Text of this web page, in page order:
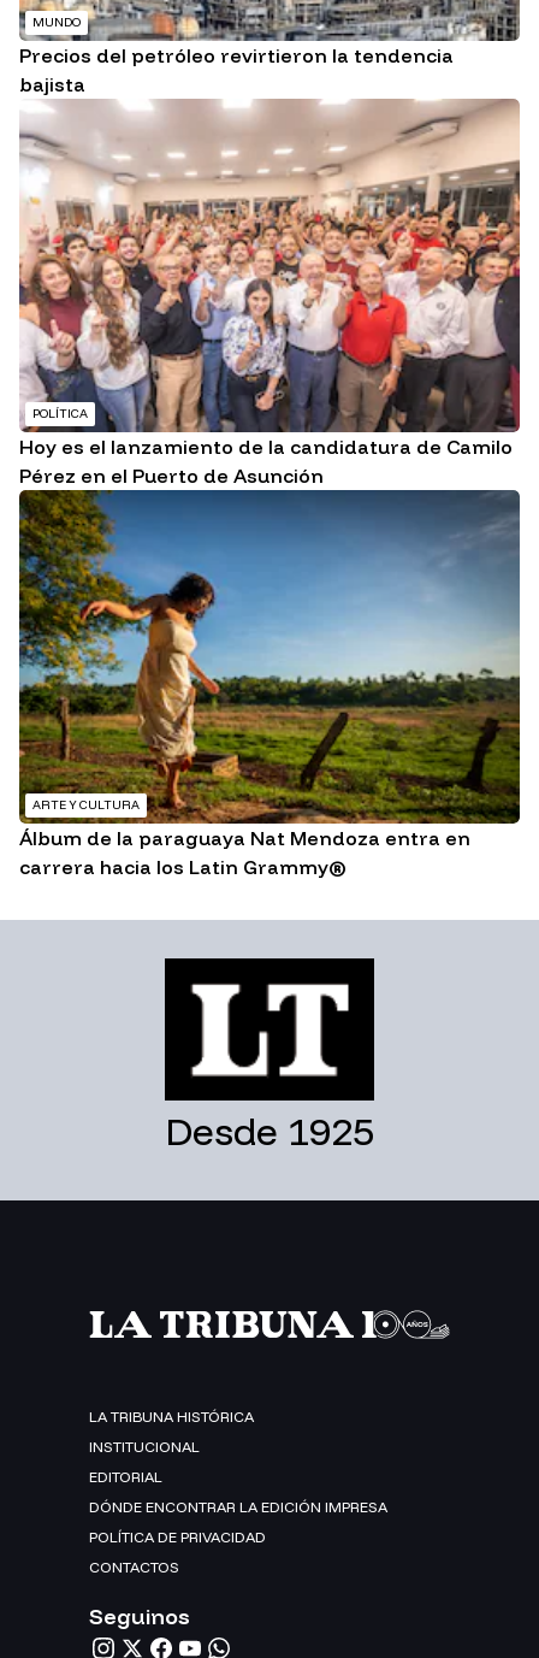
MUNDO
Precios del petróleo revirtieron la tendencia
bajista
POLÍTICA
Hoy es el lanzamiento de la candidatura de Camilo
Pérez en el Puerto de Asunción
ARTE Y CULTURA
Álbum de la paraguaya Nat Mendoza entra en
carrera hacia los Latin Grammy®
Desde 1925
LA TRIBUNA HISTÓRICA
INSTITUCIONAL
EDITORIAL
DÓNDE ENCONTRAR LA EDICIÓN IMPRESA
POLÍTICA DE PRIVACIDAD
CONTACTOS
Seguinos